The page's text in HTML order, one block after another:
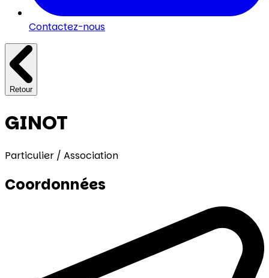
Contactez-nous
Retour
GINOT
Particulier / Association
Coordonnées